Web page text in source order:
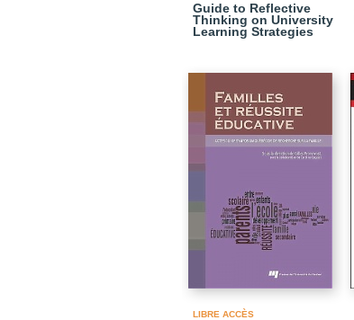
Guide to Reflective
Thinking on University
Learning Strategies
LIBRE ACCÈS